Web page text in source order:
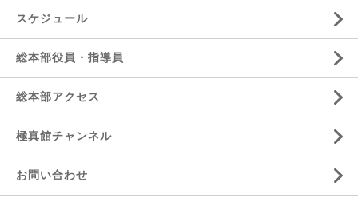
スケジュール
総本部役員・指導員
総本部アクセス
極真館チャンネル
お問い合わせ